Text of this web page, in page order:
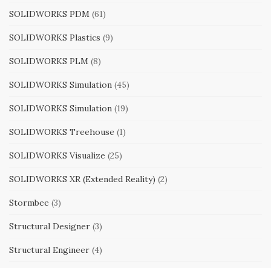
SOLIDWORKS PDM (61)
SOLIDWORKS Plastics (9)
SOLIDWORKS PLM (8)
SOLIDWORKS Simulation (45)
SOLIDWORKS Simulation (19)
SOLIDWORKS Treehouse (1)
SOLIDWORKS Visualize (25)
SOLIDWORKS XR (Extended Reality) (2)
Stormbee (3)
Structural Designer (3)
Structural Engineer (4)